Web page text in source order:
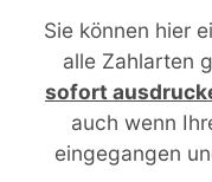
Sie können hier
alle Zahlarten
sofort
auch wenn
eingegangen